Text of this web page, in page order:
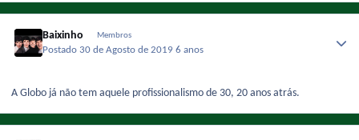
Baixinho Membros
Postado 30 de Agosto de 20196 anos
A Globo já não tem aquele profissionalismo de 30, 20 anos atrás.